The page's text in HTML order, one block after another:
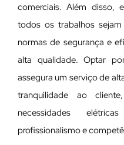
comerciais. Além disso,
todos os trabalhos
normas de segurança e
alta qualidade. Optar
assegura um serviço de
tranquilidade ao
necessidades
profissionalismo e